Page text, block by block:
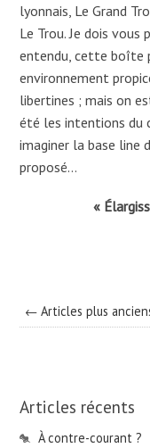
lyonnais, Le Grand
Le Trou. Je dois vous
entendu, cette boîte
environnement
libertines ; mais on
été les intentions du
imaginer la base line
proposé…
«
← Articles plus
Articles récents
À contre-courant ?